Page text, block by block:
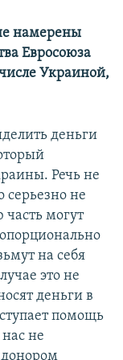
намерены
Евросоюза
Украиной,
деньги
Речь не
серьезно не
могут
на себя
это не
деньги в
помощь
не